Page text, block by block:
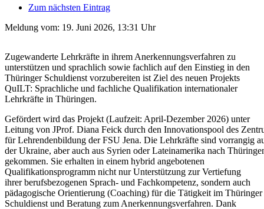
Zum nächsten Eintrag
Meldung vom: 19. Juni 2026, 13:31 Uhr
Zugewanderte Lehrkräfte in ihrem Anerkennungsverfahren zu
unterstützen und sprachlich sowie fachlich auf den Einstieg in den
Thüringer Schuldienst vorzubereiten ist Ziel des neuen Projekts
QuILT: Sprachliche und fachliche Qualifikation internationaler
Lehrkräfte in Thüringen.
Gefördert wird das Projekt (Laufzeit: April-Dezember 2026) unter
Leitung von JProf. Diana Feick durch den Innovationspool des
für Lehrendenbildung der FSU Jena. Die Lehrkräfte sind vorrangig
der Ukraine, aber auch aus Syrien oder Lateinamerika nach
gekommen. Sie erhalten in einem hybrid angebotenen
Qualifikationsprogramm nicht nur Unterstützung zur Vertiefung
ihrer berufsbezogenen Sprach- und Fachkompetenz, sondern auch
pädagogische Orientierung (Coaching) für die Tätigkeit im Thüringer
Schuldienst und Beratung zum Anerkennungsverfahren. Dank